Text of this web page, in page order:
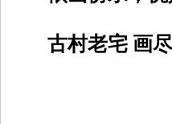
古村老宅 画尽